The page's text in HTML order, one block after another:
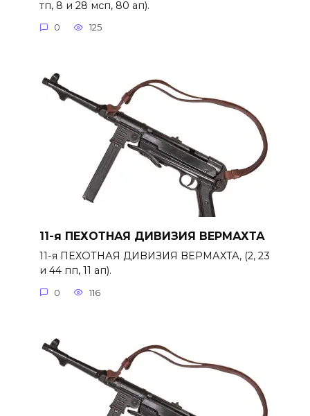
тп, 8 и 28 мсп, 80 ап).
0 125
11-я ПЕХОТНАЯ ДИВИЗИЯ ВЕРМАХТА
11-я ПЕХОТНАЯ ДИВИЗИЯ ВЕРМАХТА, (2, 23
и 44 пп, 11 ап).
0 116